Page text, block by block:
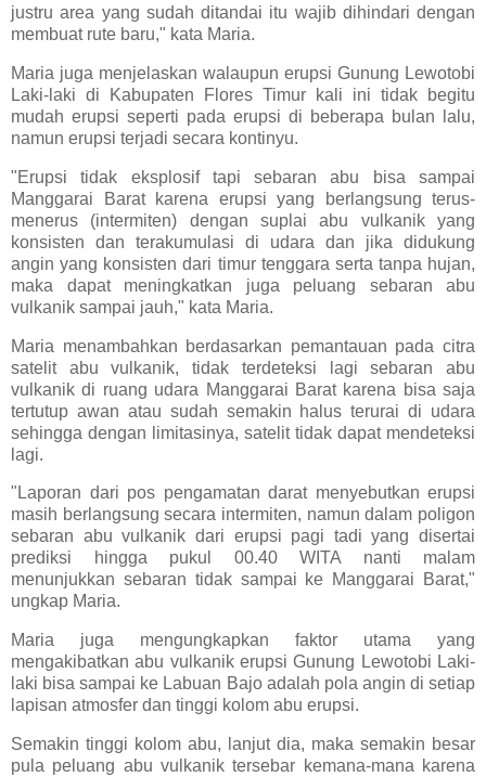
justru area yang sudah ditandai itu wajib dihindari dengan
membuat rute baru," kata Maria.
Maria juga menjelaskan walaupun erupsi Gunung Lewotobi
Laki-laki di Kabupaten Flores Timur kali ini tidak begitu
mudah erupsi seperti pada erupsi di beberapa bulan lalu,
namun erupsi terjadi secara kontinyu.
"Erupsi tidak eksplosif tapi sebaran abu bisa sampai
Manggarai Barat karena erupsi yang berlangsung terus-
menerus (intermiten) dengan suplai abu vulkanik yang
konsisten dan terakumulasi di udara dan jika didukung
angin yang konsisten dari timur tenggara serta tanpa hujan,
maka dapat meningkatkan juga peluang sebaran abu
vulkanik sampai jauh," kata Maria.
Maria menambahkan berdasarkan pemantauan pada citra
satelit abu vulkanik, tidak terdeteksi lagi sebaran abu
vulkanik di ruang udara Manggarai Barat karena bisa saja
tertutup awan atau sudah semakin halus terurai di udara
sehingga dengan limitasinya, satelit tidak dapat mendeteksi
lagi.
"Laporan dari pos pengamatan darat menyebutkan erupsi
masih berlangsung secara intermiten, namun dalam poligon
sebaran abu vulkanik dari erupsi pagi tadi yang disertai
prediksi hingga pukul 00.40 WITA nanti malam
menunjukkan sebaran tidak sampai ke Manggarai Barat,"
ungkap Maria.
Maria juga mengungkapkan faktor utama yang
mengakibatkan abu vulkanik erupsi Gunung Lewotobi Laki-
laki bisa sampai ke Labuan Bajo adalah pola angin di setiap
lapisan atmosfer dan tinggi kolom abu erupsi.
Semakin tinggi kolom abu, lanjut dia, maka semakin besar
pula peluang abu vulkanik tersebar kemana-mana karena